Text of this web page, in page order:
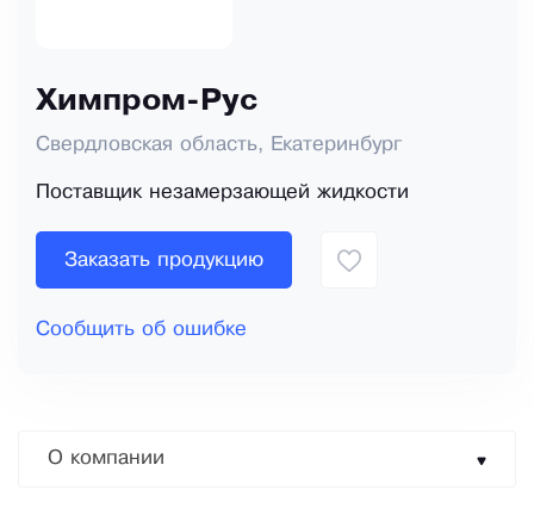
Химпром-Рус
Свердловская область, Екатеринбург
Поставщик незамерзающей жидкости
Заказать продукцию
Сообщить об ошибке
О компании